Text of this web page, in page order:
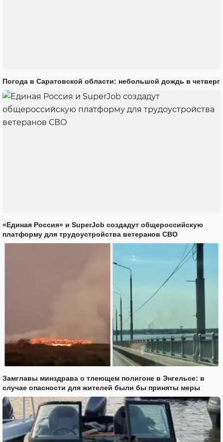
Погода в Саратовской области: небольшой дождь в четверг
«Единая Россия» и SuperJob создадут общероссийскую
платформу для трудоустройства ветеранов СВО
Замглавы минздрава о тлеющем полигоне в Энгельсе: в
случае опасности для жителей были бы приняты меры